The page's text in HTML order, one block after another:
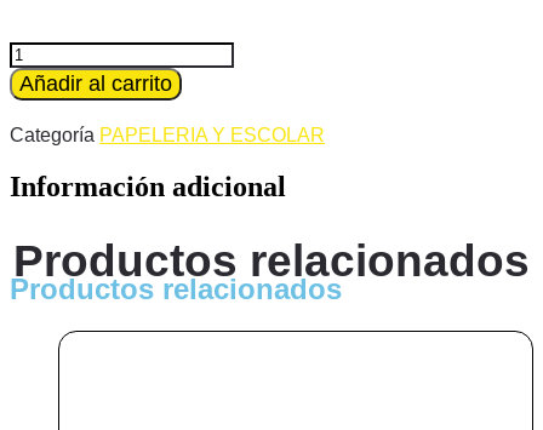
era:
3,30 €.
CERAS
PLASTIDECOR
PASTEL
12
cantidad
Añadir al carrito
Categoría PAPELERIA Y ESCOLAR
Información adicional
Productos relacionados
Productos relacionados